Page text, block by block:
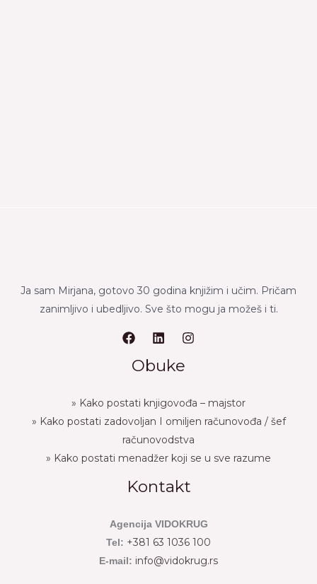
Ja sam Mirjana, gotovo 30 godina knjižim i učim. Pričam
zanimljivo i ubedljivo. Sve što mogu ja možeš i ti.
Obuke
» Kako postati knjigovođa – majstor
» Kako postati zadovoljan I omiljen računovođa / šef
računovodstva
» Kako postati menadžer koji se u sve razume
Kontakt
Agencija VIDOKRUG
Tel: +381 63 1036 100
E-mail: info@vidokrug.rs